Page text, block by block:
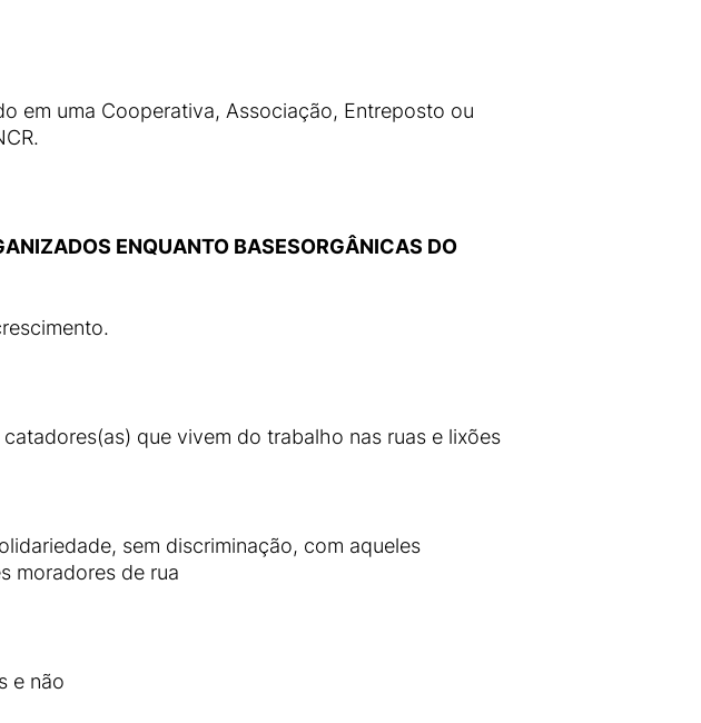
em uma Cooperativa, Associação, Entreposto ou
ENQUANTO BASESORGÂNICAS DO
que vivem do trabalho nas ruas e lixões
sem discriminação, com aqueles
moradores de rua
e não